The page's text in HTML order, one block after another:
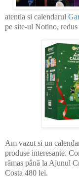
atentia si calendarul
pe site-ul Notino,
Am vazut si un
produse interesante.
rămas până la Ajunul
Costa 480 lei.